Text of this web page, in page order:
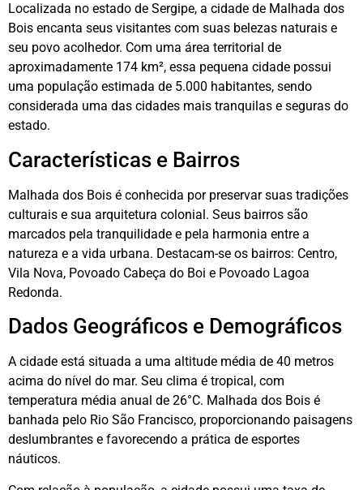
Localizada no estado de Sergipe, a cidade de Malhada dos
Bois encanta seus visitantes com suas belezas naturais e
seu povo acolhedor. Com uma área territorial de
aproximadamente 174 km², essa pequena cidade possui
uma população estimada de 5.000 habitantes, sendo
considerada uma das cidades mais tranquilas e seguras do
estado.
Características e Bairros
Malhada dos Bois é conhecida por preservar suas tradições
culturais e sua arquitetura colonial. Seus bairros são
marcados pela tranquilidade e pela harmonia entre a
natureza e a vida urbana. Destacam-se os bairros: Centro,
Vila Nova, Povoado Cabeça do Boi e Povoado Lagoa
Redonda.
Dados Geográficos e Demográficos
A cidade está situada a uma altitude média de 40 metros
acima do nível do mar. Seu clima é tropical, com
temperatura média anual de 26°C. Malhada dos Bois é
banhada pelo Rio São Francisco, proporcionando paisagens
deslumbrantes e favorecendo a prática de esportes
náuticos.